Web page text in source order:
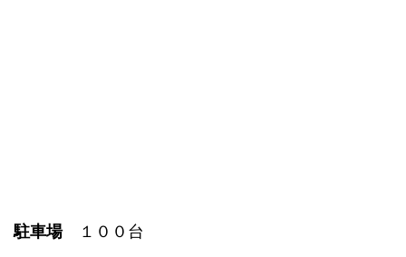
駐車場１００台